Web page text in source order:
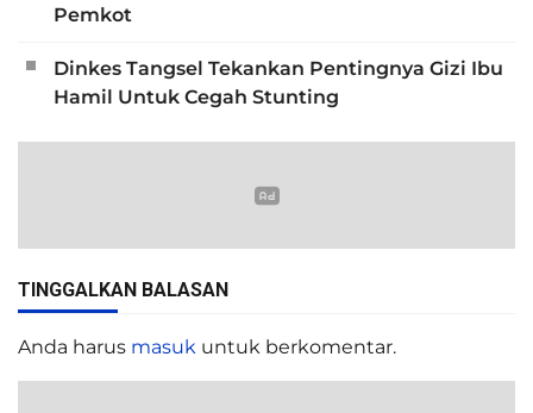
Pemkot
Dinkes Tangsel Tekankan Pentingnya Gizi Ibu
Hamil Untuk Cegah Stunting
TINGGALKAN BALASAN
Anda harus masuk untuk berkomentar.